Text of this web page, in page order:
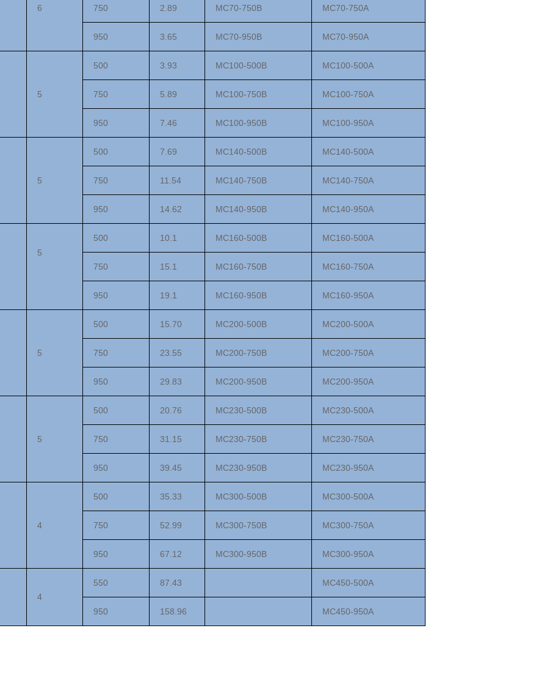
6 750 2.89 MC70-750B MC70-750A
950 3.65 MC70-950B MC70-950A
5
500 3.93 MC100-500B MC100-500A
750 5.89 MC100-750B MC100-750A
950 7.46 MC100-950B MC100-950A
5
500 7.69 MC140-500B MC140-500A
750 11.54 MC140-750B MC140-750A
950 14.62 MC140-950B MC140-950A
5
500 10.1 MC160-500B MC160-500A
750 1 5.1 MC160-750B MC160-750A
950 19.1 MC160-950B MC160-950A
5
500 15.70 MC200-500B MC200-500A
750 23.55 MC200-750B MC200-750A
950 29.83 MC200-950B MC200-950A
5
500 20.76 MC230-500B MC230-500A
750 31.15 MC230-750B MC230-750A
950 39.45 MC230-950B MC230-950A
4
500 35.33 MC300-500B MC300-500A
750 52.99 MC300-750B MC300-750A
950 67.12 MC300-950B MC300-950A
4
550 87.43 MC450-500A
950 158.96 MC450-950A